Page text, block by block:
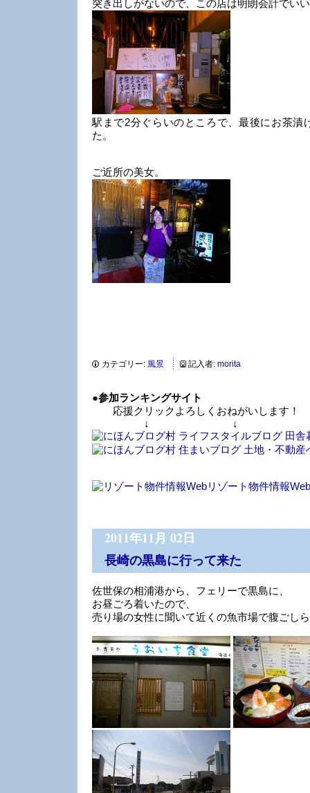
突き出しがないので、この店は明朗会計でい
駅まで2分ぐらいのところで、最後にお茶漬
た。
ご近所の美女。
カテゴリー: 風景 記入者: morita
●参加ランキングサイト
応援クリックよろしくおねがいします！
↓ ↓
リゾート物件情報
2011年11月 02日
長崎の黒島に行って来た
佐世保の相浦港から、フェリーで黒島に、
お昼ごろ着いたので、
売り場の女性に聞いて近くの魚市場で腹ごし